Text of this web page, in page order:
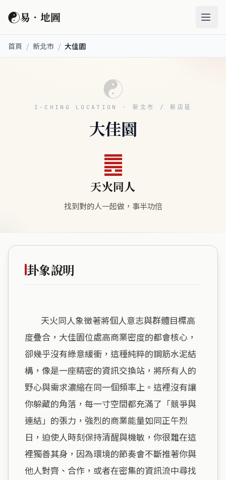
☯易．地圖
首頁 / 新北市 / 大佳園
☯
I-CHING LOCATION · 新北市 / 新店區
大佳園
䷌
天火同人
找到對的人一起做，事半功倍
卦象說明
度疊合，大佳園位處高商業密度的都會核心，
卻幾乎沒有綠意緩衝，這種純粹的鋼筋水泥結
構，像是一座精密的資訊交換站，將所有人的
野心與需求濃縮在同一個頻率上。這裡沒有讓
你躲藏的角落，每一寸空間都充滿了「競爭與
連結」的張力，強烈的商業能量如同正午烈
日，迫使人時刻保持清醒與機敏，你很難在這
裡獨善其身，因為環境的節奏會不斷推著你與
他人對齊、合作，或者在密集的資訊流中尋找